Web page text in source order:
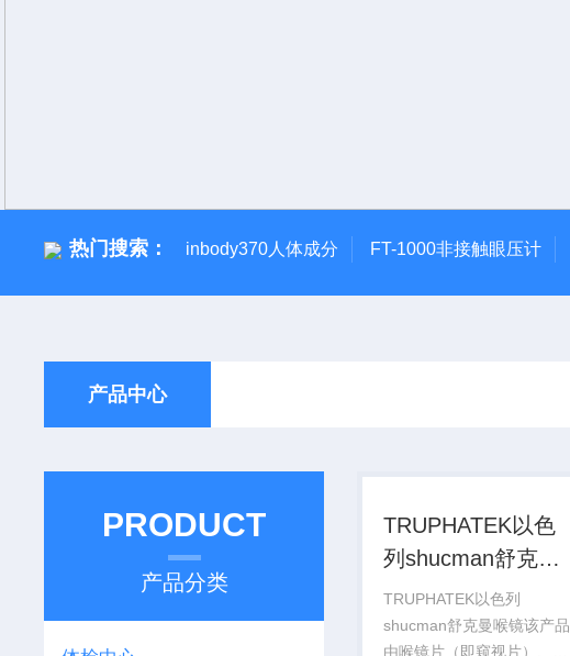
热门搜索： inbody370人体成分 FT-1000非接触眼压计
产品中心
PRODUCT
产品分类
TRUPHATEK以色
列shucman舒克曼
喉镜
TRUPHATEK以色列
shucman舒克曼喉镜该产品
由喉镜片（即窥视片）、手